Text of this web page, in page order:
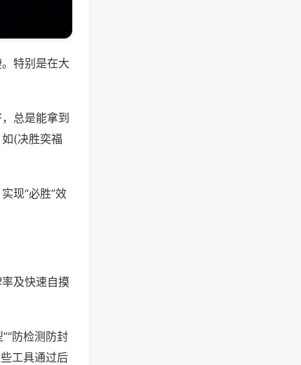
特别是在大
总是能拿到
(决胜奕福
现“必胜”效
及快速自摸
防检测防封
工具通过后